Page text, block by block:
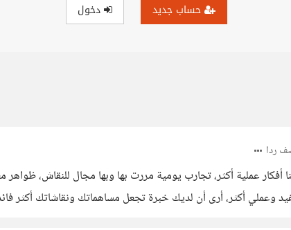
حساب جديد دخول
ردا
عملية أكثر، تجارب يومية مررت بها وبها مجال للنقاش، ظواهر
وعملي أكثر، أرى أن لديك خبرة تجعل مساهماتك ونقاشاتك أكثر